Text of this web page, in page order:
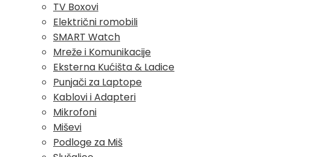
TV Boxovi
Električni romobili
SMART Watch
Mreže i Komunikacije
Eksterna Kućišta & Ladice
Punjači za Laptope
Kablovi i Adapteri
Mikrofoni
Miševi
Podloge za Miš